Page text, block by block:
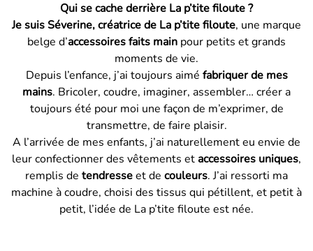
Qui se cache derrière La p’tite filoute ?
Je suis Séverine, créatrice de La p’tite filoute, une marque
belge d’accessoires faits main pour petits et grands
moments de vie.
Depuis l’enfance, j’ai toujours aimé fabriquer de mes
mains. Bricoler, coudre, imaginer, assembler… créer a
toujours été pour moi une façon de m’exprimer, de
transmettre, de faire plaisir.
A l’arrivée de mes enfants, j’ai naturellement eu envie de
leur confectionner des vêtements etaccessoires uniques,
remplis de tendresseet de couleurs. J’ai ressorti ma
machine à coudre, choisi des tissus qui pétillent, et petit à
petit, l’idée de La p’tite filoute est née.